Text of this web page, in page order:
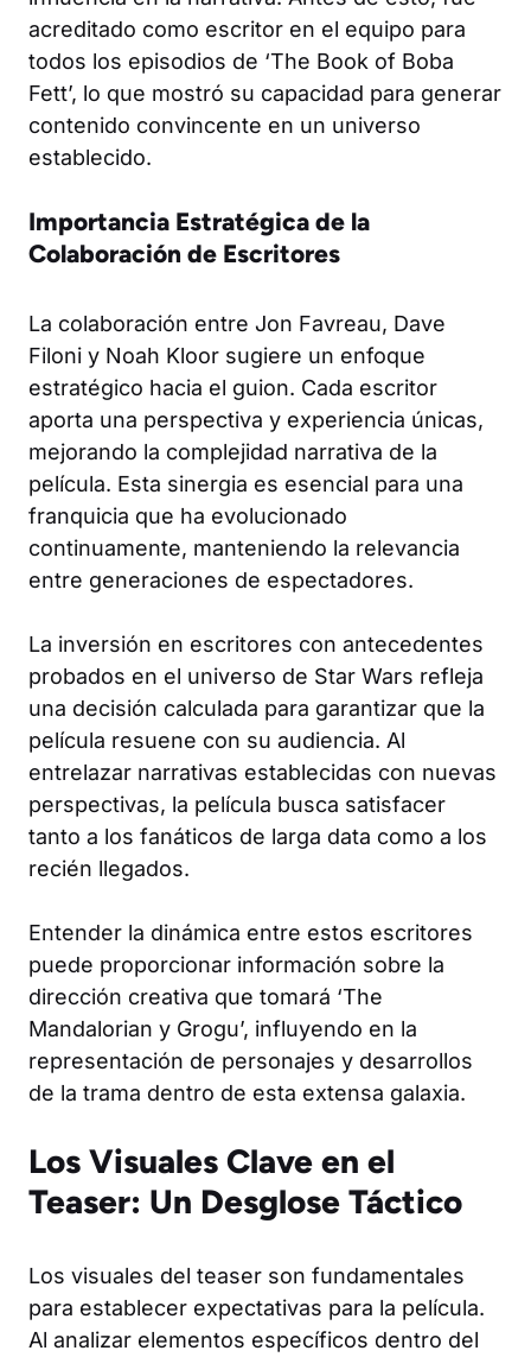
acreditado como escritor en el equipo para
todos los episodios de ‘The Book of Boba
Fett’, lo que mostró su capacidad para generar
contenido convincente en un universo
establecido.
Importancia Estratégica de la
Colaboración de Escritores
La colaboración entre Jon Favreau, Dave
Filoni y Noah Kloor sugiere un enfoque
estratégico hacia el guion. Cada escritor
aporta una perspectiva y experiencia únicas,
mejorando la complejidad narrativa de la
película. Esta sinergia es esencial para una
franquicia que ha evolucionado
continuamente, manteniendo la relevancia
entre generaciones de espectadores.
La inversión en escritores con antecedentes
probados en el universo de Star Wars refleja
una decisión calculada para garantizar que la
película resuene con su audiencia. Al
entrelazar narrativas establecidas con nuevas
perspectivas, la película busca satisfacer
tanto a los fanáticos de larga data como a los
recién llegados.
Entender la dinámica entre estos escritores
puede proporcionar información sobre la
dirección creativa que tomará ‘The
Mandalorian y Grogu’, influyendo en la
representación de personajes y desarrollos
de la trama dentro de esta extensa galaxia.
Los Visuales Clave en el
Teaser: Un Desglose Táctico
Los visuales del teaser son fundamentales
para establecer expectativas para la película.
Al analizar elementos específicos dentro del